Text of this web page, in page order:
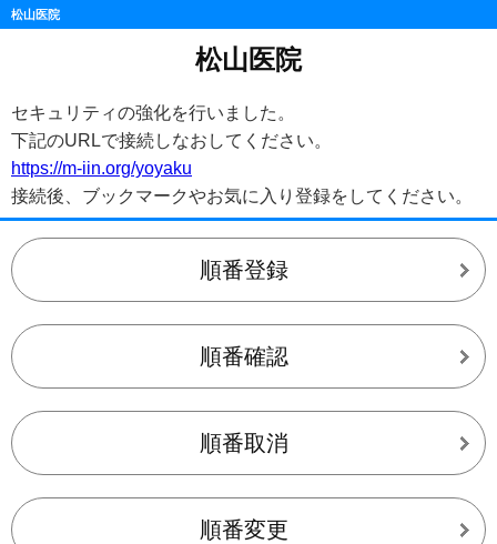
松山医院
松山医院
セキュリティの強化を行いました。
下記のURLで接続しなおしてください。
https://m-iin.org/yoyaku
接続後、ブックマークやお気に入り登録をしてください。
順番登録
順番確認
順番取消
順番変更